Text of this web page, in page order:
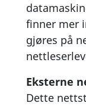
finner mer
gjøres på
Eksterne
Dette